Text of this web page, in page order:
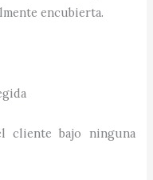
encubierta.
cliente bajo ninguna